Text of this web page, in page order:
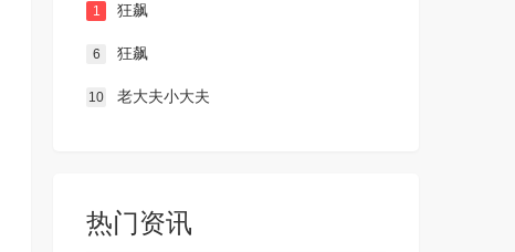
1 狂飙
6 狂飙
10 老大夫小大夫
热门资讯